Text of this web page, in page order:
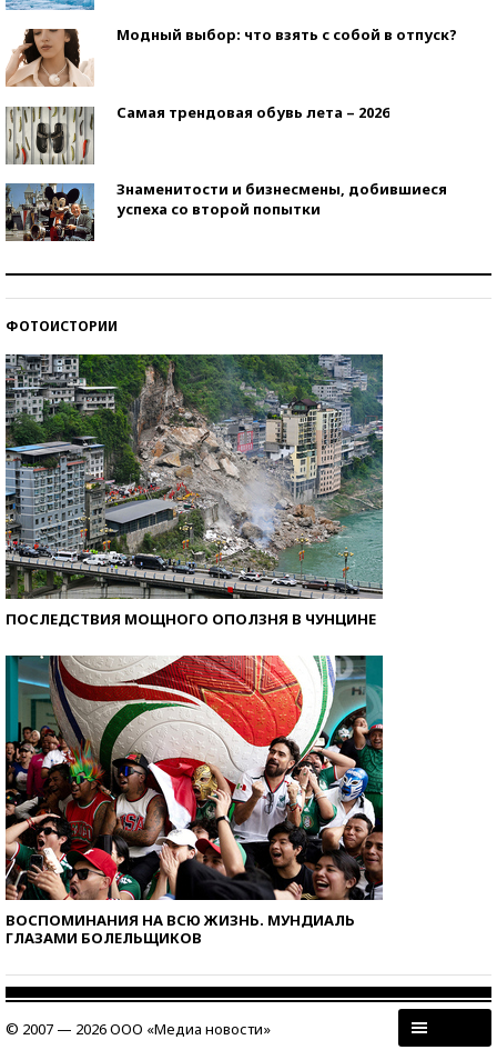
Модный выбор: что взять с собой в отпуск?
Самая трендовая обувь лета – 2026
Знаменитости и бизнесмены, добившиеся
успеха со второй попытки
ФОТОИСТОРИИ
ПОСЛЕДСТВИЯ МОЩНОГО ОПОЛЗНЯ В ЧУНЦИНЕ
ВОСПОМИНАНИЯ НА ВСЮ ЖИЗНЬ. МУНДИАЛЬ
ГЛАЗАМИ БОЛЕЛЬЩИКОВ
© 2007 — 2026 ООО «Медиа новости»